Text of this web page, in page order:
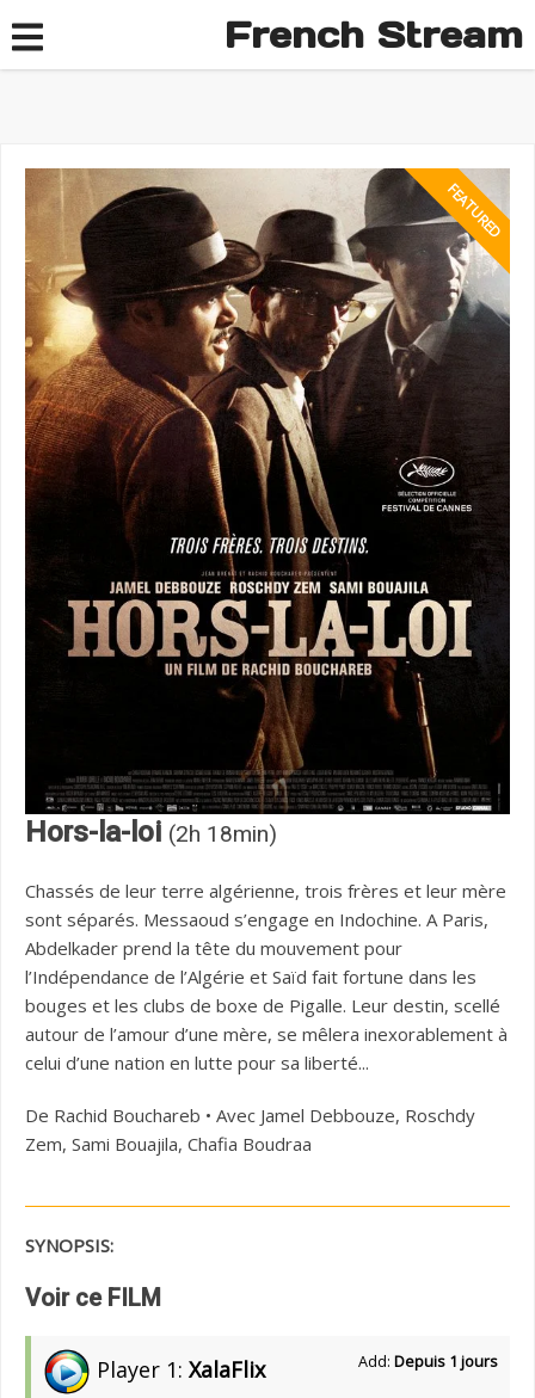
French Stream
Hors-la-loi (2h 18min)
Chassés de leur terre algérienne, trois frères et leur mère
sont séparés. Messaoud s’engage en Indochine. A Paris,
Abdelkader prend la tête du mouvement pour
l’Indépendance de l’Algérie et Saïd fait fortune dans les
bouges et les clubs de boxe de Pigalle. Leur destin, scellé
autour de l’amour d’une mère, se mêlera inexorablement à
celui d’une nation en lutte pour sa liberté...
De Rachid Bouchareb • Avec Jamel Debbouze, Roschdy
Zem, Sami Bouajila, Chafia Boudraa
SYNOPSIS:
Voir ce FILM
Player 1: XalaFlix Add: Depuis 1 jours